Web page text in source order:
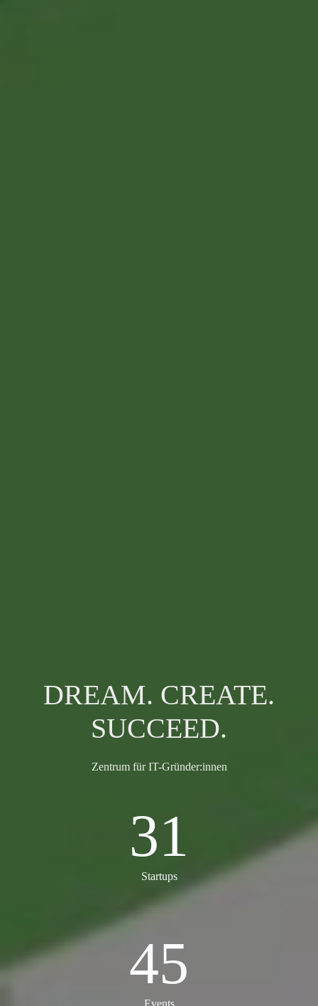
DREAM. CREATE.
SUCCEED.
Zentrum für IT-Gründer:innen
31
Startups
45
Events